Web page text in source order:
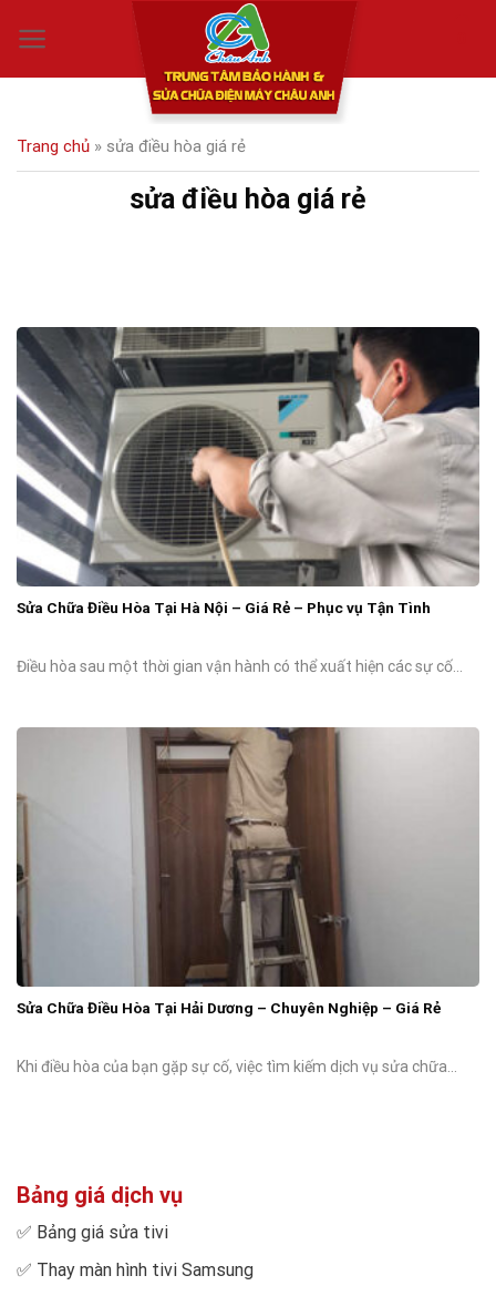
Trang chủ » sửa điều hòa giá rẻ
sửa điều hòa giá rẻ
Sửa Chữa Điều Hòa Tại Hà Nội – Giá Rẻ – Phục vụ Tận Tình
Điều hòa sau một thời gian vận hành có thể xuất hiện các sự cố...
Sửa Chữa Điều Hòa Tại Hải Dương – Chuyên Nghiệp – Giá Rẻ
Khi điều hòa của bạn gặp sự cố, việc tìm kiếm dịch vụ sửa chữa...
Bảng giá dịch vụ
✅ Bảng giá sửa tivi
✅ Thay màn hình tivi Samsung